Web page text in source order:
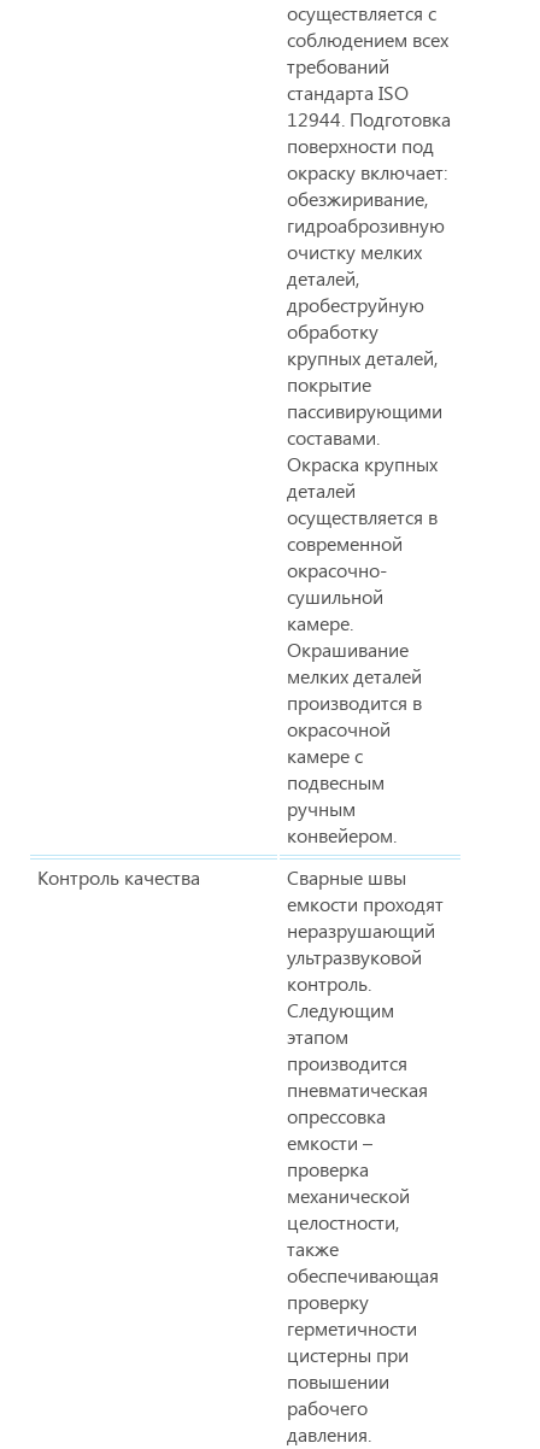
осуществляется с
соблюдением всех
требований
стандарта ISO
12944. Подготовка
поверхности под
окраску включает:
обезжиривание,
гидроаброзивную
очистку мелких
деталей,
дробеструйную
обработку
крупных деталей,
покрытие
пассивирующими
составами.
Окраска крупных
деталей
осуществляется в
современной
окрасочно-
сушильной
камере.
Окрашивание
мелких деталей
производится в
окрасочной
камере с
подвесным
ручным
конвейером.
Контроль качества
Сварные швы
емкости проходят
неразрушающий
ультразвуковой
контроль.
Следующим
этапом
производится
пневматическая
опрессовка
емкости –
проверка
механической
целостности,
также
обеспечивающая
проверку
герметичности
цистерны при
повышении
рабочего
давления.